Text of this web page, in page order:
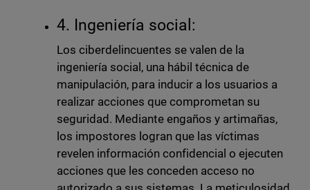
4. Ingeniería social:
Los ciberdelincuentes se valen de la
ingeniería social, una hábil técnica de
manipulación, para inducir a los usuarios a
realizar acciones que comprometan su
seguridad. Mediante engaños y artimañas,
los impostores logran que las víctimas
revelen información confidencial o ejecuten
acciones que les conceden acceso no